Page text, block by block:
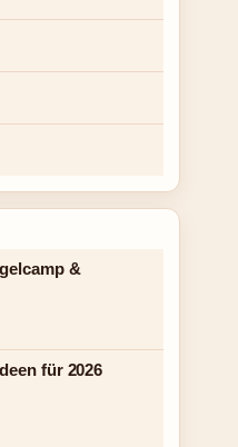
&
für 2026